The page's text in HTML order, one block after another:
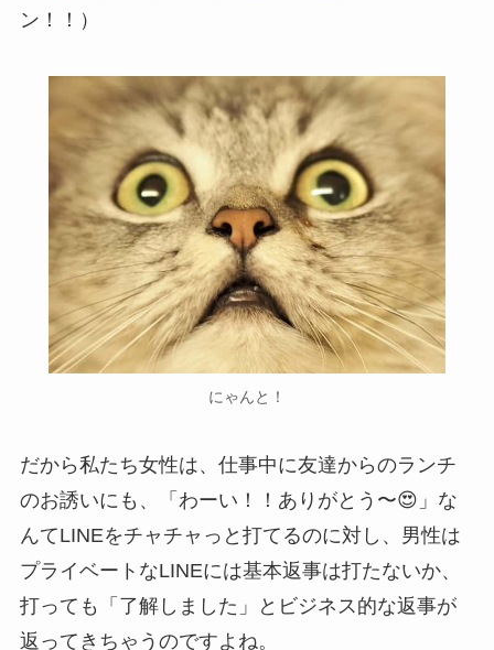
ン！！）
にゃんと！
だから私たち女性は、仕事中に友達からのランチ
のお誘いにも、「わーい！！ありがとう〜😍」な
んてLINEをチャチャっと打てるのに対し、男性は
プライベートなLINEには基本返事は打たないか、
打っても「了解しました」とビジネス的な返事が
返ってきちゃうのですよね。